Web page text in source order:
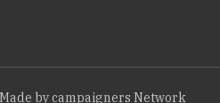
bycampaigners Network